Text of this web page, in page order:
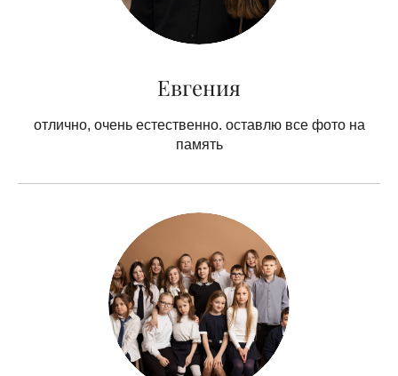
Евгения
отлично, очень естественно. оставлю все фото на
память